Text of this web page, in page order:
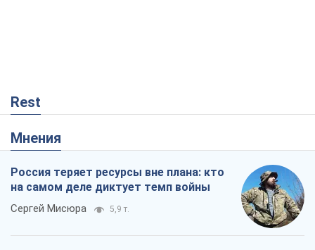
Rest
Мнения
Россия теряет ресурсы вне плана: кто
на самом деле диктует темп войны
Сергей Мисюра 5,9 т.